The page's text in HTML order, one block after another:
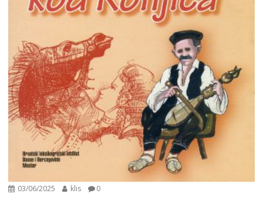
03/06/2025 klis 0